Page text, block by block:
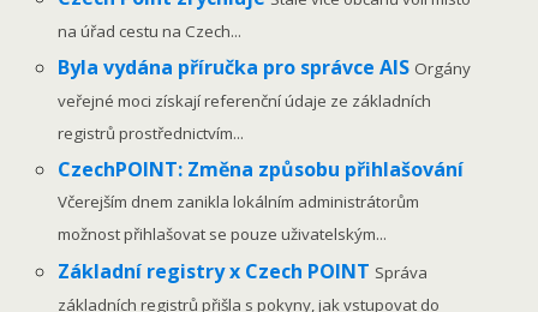
na úřad cestu na Czech...
Byla vydána příručka pro správce AIS Orgány
veřejné moci získají referenční údaje ze základních
registrů prostřednictvím...
CzechPOINT: Změna způsobu přihlašování
Včerejším dnem zanikla lokálním administrátorům
možnost přihlašovat se pouze uživatelským...
Základní registry x Czech POINT Správa
základních registrů přišla s pokyny, jak vstupovat do